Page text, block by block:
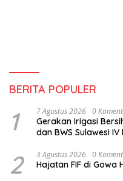
BERITA POPULER
1 7 Agustus 2026 0
Gerakan Irigasi
dan BWS Sulawesi
2 3 Agustus 2026 0
Hajatan FIF di Gowa